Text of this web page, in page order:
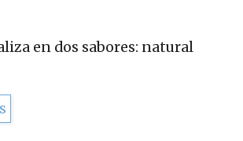
en dos sabores: natural